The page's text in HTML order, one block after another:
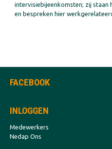
intervisiebijeenkomsten; zij staan
en bespreken hier
FACEBOOK
INLOGGEN
Medewerkers
Nedap Ons